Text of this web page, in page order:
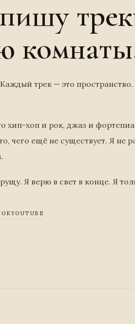
трек — это
хип-хоп и рок, джаз и
чего ещё не существует. Я не
Я верю в свет в конце. Я
YOUTUBE